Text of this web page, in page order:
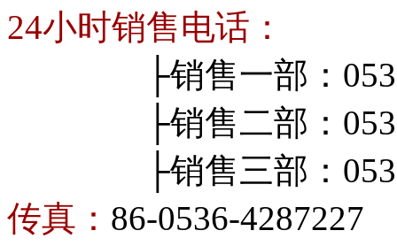
24小时销售电话：
├销售一部：0536-
├销售二部：0536-
├销售三部：0536-
传真： 86-0536-4287227